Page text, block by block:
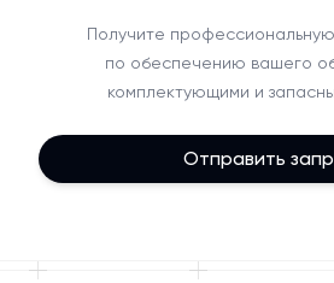
Получите
по обеспечению вашего
комплектующими и
Отправить